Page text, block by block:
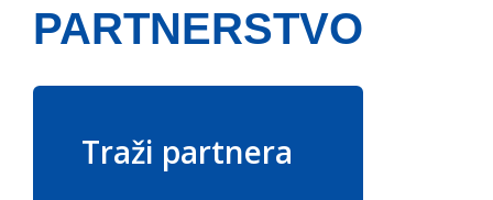
PARTNERSTVO
Traži partnera